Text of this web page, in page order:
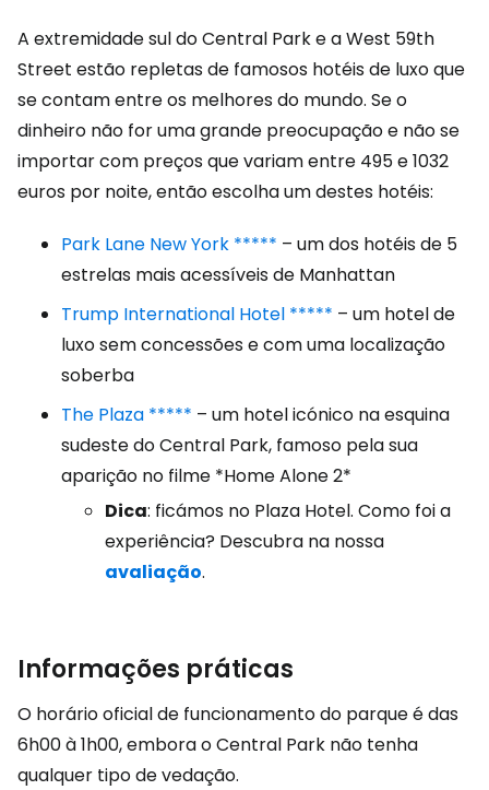
A extremidade sul do Central Park e a West 59th
Street estão repletas de famosos hotéis de luxo que
se contam entre os melhores do mundo. Se o
dinheiro não for uma grande preocupação e não se
importar com preços que variam entre 495 e 1032
euros por noite, então escolha um destes hotéis:
Park Lane New York ***** – um dos hotéis de 5
estrelas mais acessíveis de Manhattan
Trump International Hotel ***** – um hotel de
luxo sem concessões e com uma localização
soberba
The Plaza ***** – um hotel icónico na esquina
sudeste do Central Park, famoso pela sua
aparição no filme *Home Alone 2*
Dica: ficámos no Plaza Hotel. Como foi a
experiência? Descubra na nossa
avaliação.
Informações práticas
O horário oficial de funcionamento do parque é das
6h00 à 1h00, embora o Central Park não tenha
qualquer tipo de vedação.